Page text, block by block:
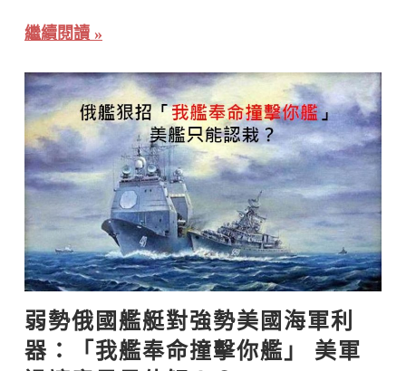
繼續閱讀
弱勢俄國艦艇對強勢美國海軍利
器：「我艦奉命撞擊你艦」 美軍